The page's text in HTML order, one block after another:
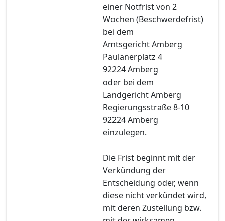
einer Notfrist von 2
Wochen (Beschwerdefrist)
bei dem
Amtsgericht Amberg
Paulanerplatz 4
92224 Amberg
oder bei dem
Landgericht Amberg
Regierungsstraße 8-10
92224 Amberg
einzulegen.
Die Frist beginnt mit der
Verkündung der
Entscheidung oder, wenn
diese nicht verkündet wird,
mit deren Zustellung bzw.